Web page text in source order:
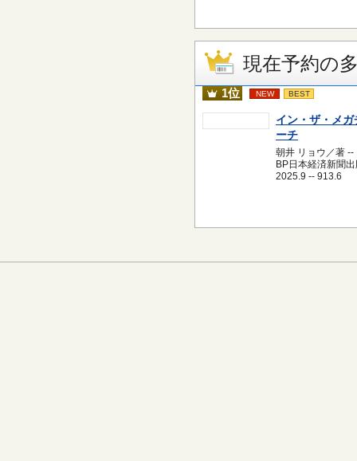
現在予約の
1位 NEW BEST
イン・ザ・メガ
ーチ
朝井 リョウ／著 --
BP日本経済新聞
2025.9 -- 913.6